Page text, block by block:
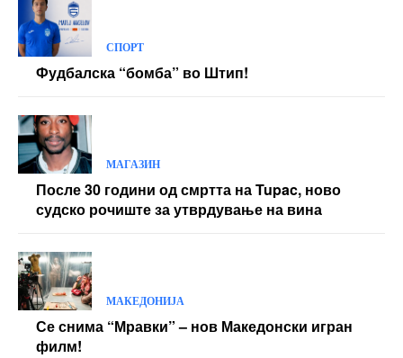
СПОРТ
Фудбалска “бомба” во Штип!
МАГАЗИН
После 30 години од смртта на Tupac, ново
судско рочиште за утврдување на вина
МАКЕДОНИЈА
Се снима “Мравки” – нов Македонски игран
филм!